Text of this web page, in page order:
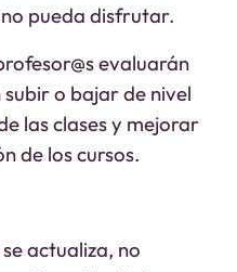
pueda disfrutar.
evaluarán
subir o bajar de nivel
las clases y mejorar
de los cursos.
actualiza, no